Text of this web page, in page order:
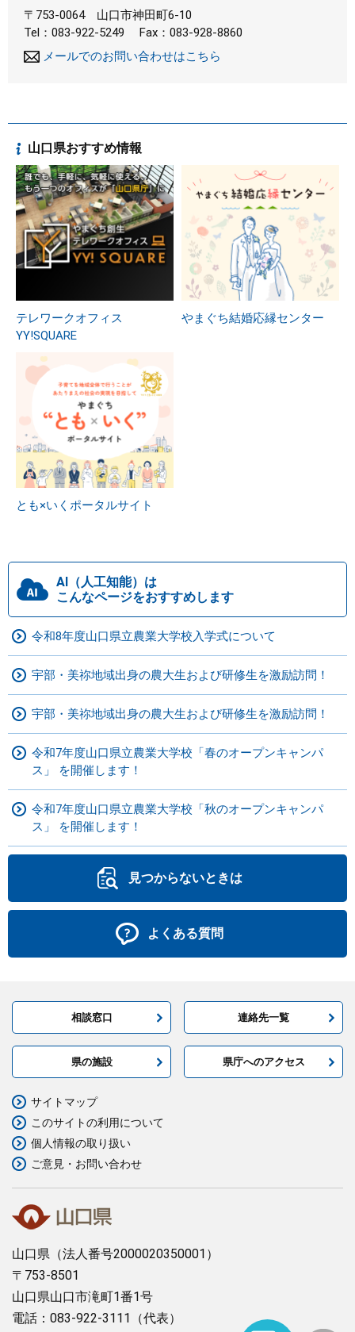
〒753-0064
山口市神田町6-10
Tel：083-922-5249
Fax：083-928-8860
メールでのお問い合わせはこちら
山口県おすすめ情報
テレワークオフィス
YY!SQUARE
やまぐち結婚応縁センター
とも×いくポータルサイト
AI（人工知能）は
こんなページをおすすめします
令和8年度山口県立農業大学校入学式について
宇部・美祢地域出身の農大生および研修生を激励訪問！
宇部・美祢地域出身の農大生および研修生を激励訪問！
令和7年度山口県立農業大学校「春のオープンキャンパ
ス」 を開催します！
令和7年度山口県立農業大学校「秋のオープンキャンパ
ス」 を開催します！
見つからないときは
よくある質問
相談窓口 連絡先一覧
県の施設 県庁へのアクセス
山口県 （法人番号2000020350001）
〒753-8501
山口県山口市滝町1番1号
電話：083-922-3111（代表）
サイトマップ
このサイトの利用について
個人情報の取り扱い
ご意見・お問い合わせ